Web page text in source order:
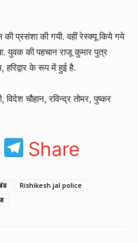
की प्रसंशा की गयी. वहीं रेस्क्यू किये गये
युवक की पहचान राजू कुमार पुत्र
हरिद्वार के रूप में हुई है.
चौहान, रविन्द्र तोमर, पुष्कर
Messenger
Telegram
Share
Rishikesh jal police